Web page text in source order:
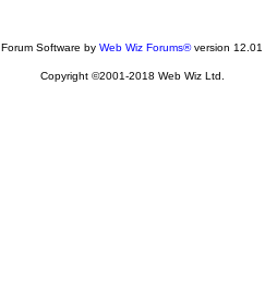
Forum Software by Web Wiz Forums®version 12.01
Copyright ©2001-2018 Web Wiz Ltd.